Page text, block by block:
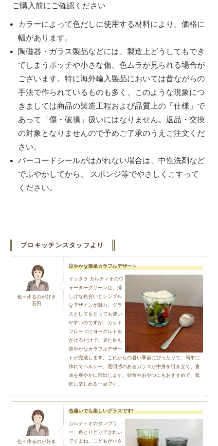
ご購入前にご確認ください
カラーによって色だしに使用する材料により、価格に
幅があります。
陶磁器・ガラス製品などには、製造上どうしてもでき
てしまうポッチや小さな傷、色ムラが見られる場合が
ございます。特に海外輸入製品においては昔ながらの
手法で作られているものも多く、このような現象につ
きましては商品の製造工程および品質上の「仕様」で
あって「傷・破損」扱いにはなりません。返品・交換
の対象となりませんので予めご了承のうえご注文くだ
さい。
バーコードシールがはがれない場合は、中性洗剤など
でふやかしてから、 スポンジ等でやさしくこすって
ください。
プロキッチンスタッフより
色々作るのが好き
石田
涼やかな簡単カラフルデザート
イッタラ カルティオのウ
ォーターグリーンは、涼
しげな色合いとシンプル
なデザインが魅力。グラ
スとしてもとっても使い
やすいのですが、カット
フルーツにヨーグルトを
かけるだけで、見た目も
華やかなカラフルデザー
トが完成します。これからの暑い季節にぴったりで、簡単に
作れてヘルシー。透明感のあるガラスが中身を引き立て、食
卓を爽やかに演出します。朝食やおやつにもおすすめで、気
軽に楽しめる一品です。
色々作るのが好き
色違いでも楽しいグラスです!
カルティオのタンブラ
ー、色とりどりできれい
ですよね。こどもが小さ